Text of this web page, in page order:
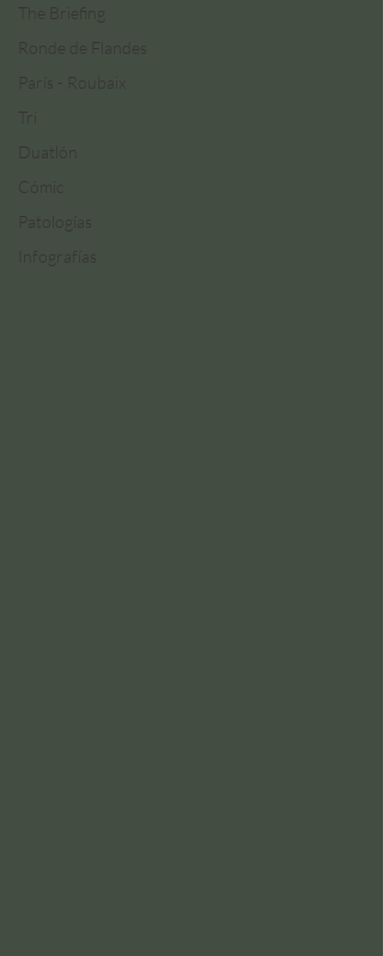
The Briefing
Ronde de Flandes
París - Roubaix
Tri
Duatlón
Cómic
Patologías
Infografías